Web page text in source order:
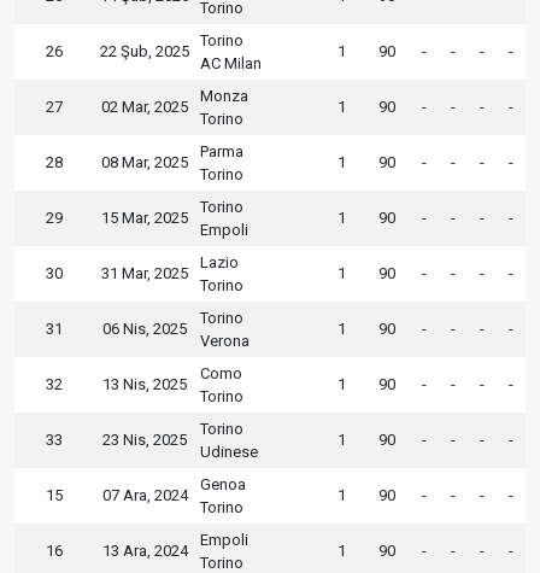
Torino
26 22 Şub, 2025
Torino
AC Milan
1 90 - - - -
27 02 Mar, 2025
Monza
Torino
1 90 - - - -
28 08 Mar, 2025
Parma
Torino
1 90 - - - -
29 15 Mar, 2025
Torino
Empoli
1 90 - - - -
30 31 Mar, 2025
Lazio
Torino
1 90 - - - -
31 06 Nis, 2025
Torino
Verona
1 90 - - - -
32 13 Nis, 2025
Como
Torino
1 90 - - - -
33 23 Nis, 2025
Torino
Udinese
1 90 - - - -
15 07 Ara, 2024
Genoa
Torino
1 90 - - - -
16 13 Ara, 2024
Empoli
Torino
1 90 - - - -